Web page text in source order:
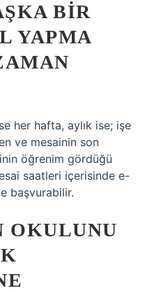
BIR
YAPMA
her hafta, aylık ise; işe
ve mesainin son
öğrenim gördüğü
saatleri içerisinde e-
başvurabilir.
OKULUNU